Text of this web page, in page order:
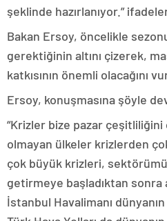
şeklinde hazırlanıyor.”
Bakan Ersoy, öncelikle
gerektiğinin altını çizerek,
katkısının önemli olacağını
Ersoy, konuşmasına şöyle
“Krizler bize pazar
olmayan ülkeler krizlerden
çok büyük krizleri,
getirmeye başladıktan sonra
İstanbul Havalimanı